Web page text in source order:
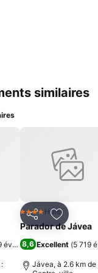
similaires
mes favoris
évaluations)
PartagerAjouter
4 ÉtoilesHotel
Parador de Jávea
8,6 Excellent (5 719
Jávea, à 2.6 km de